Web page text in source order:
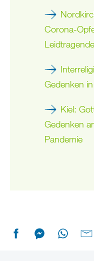
Corona-
Gedenken
Kiel:
Gedenken
Pandemie